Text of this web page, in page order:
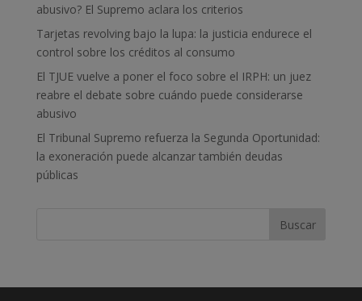
abusivo? El Supremo aclara los criterios
Tarjetas revolving bajo la lupa: la justicia endurece el
control sobre los créditos al consumo
El TJUE vuelve a poner el foco sobre el IRPH: un juez
reabre el debate sobre cuándo puede considerarse
abusivo
El Tribunal Supremo refuerza la Segunda Oportunidad:
la exoneración puede alcanzar también deudas
públicas